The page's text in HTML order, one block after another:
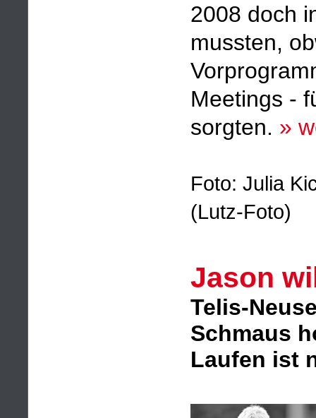
2008 doch
mussten,
Meetings -
sorgten. »
Foto: Julia
(Lutz-Foto)
Jason
Telis-
Schmaus
Laufen ist